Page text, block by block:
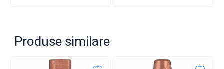
Functia " 2T/4T" usureaza realizarea cordoanelor lungi,
pistolet apasat pentru realizarea arcului.
Produse similare